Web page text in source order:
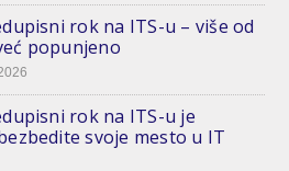
rok na ITS-u – više od
popunjeno
rok na ITS-u je
svoje mesto u IT